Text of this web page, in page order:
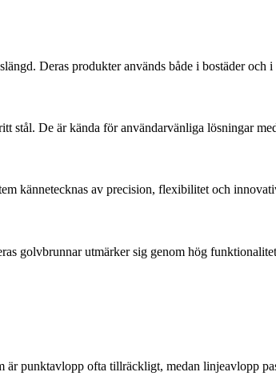
Deras produkter används både i bostäder
stål. De är kända för användarvänliga lösningar
kännetecknas av precision, flexibilitet och
golvbrunnar utmärker sig genom hög
punktavlopp ofta tillräckligt, medan linjeavlopp